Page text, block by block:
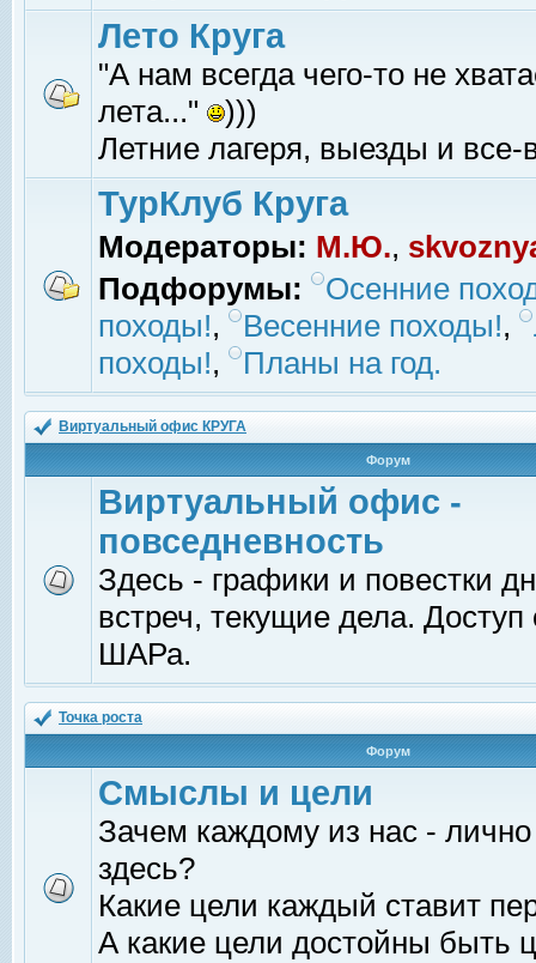
Лето Круга
"А нам всегда чего-то не
лета..."
)))
Летние лагеря, выезды и все-
ТурКлуб Круга
Модераторы: М.Ю.,
Подфорумы:
Осенние
походы!, Весенние походы!,
походы!, Планы на год.
Виртуальный офис КРУГА
Форум
Виртуальный офис -
повседневность
Здесь - графики и повестки
встреч, текущие дела.
ШАРа.
Точка роста
Форум
Смыслы и цели
Зачем каждому из нас -
здесь?
Какие цели каждый ставит
А какие цели достойны быть